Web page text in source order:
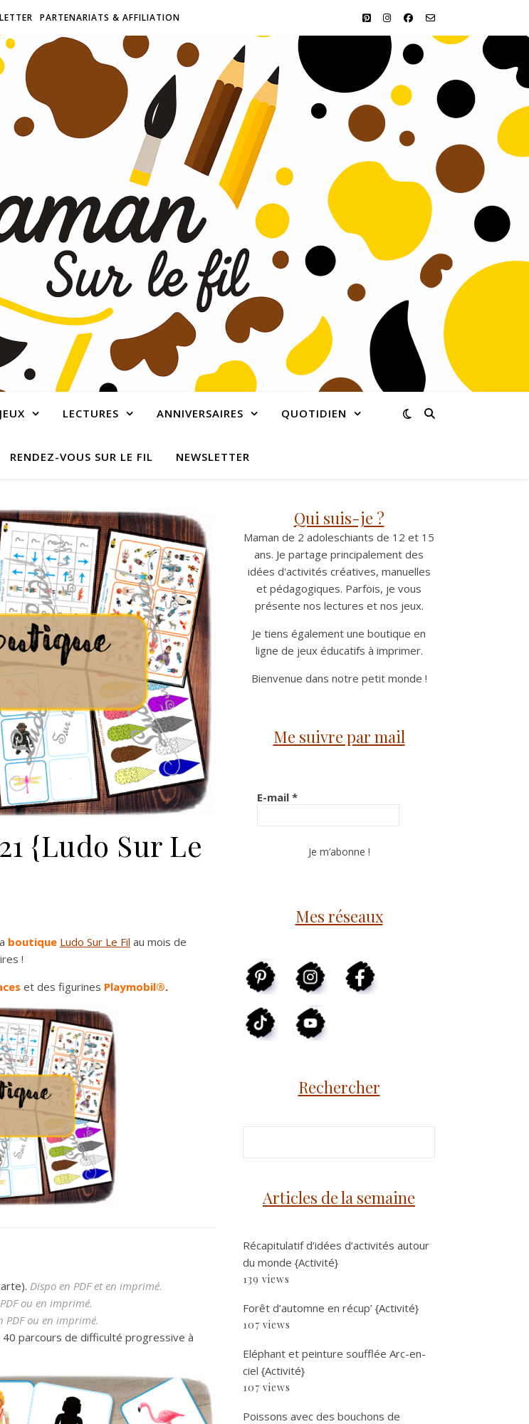
PARTENARIATS & AFFILIATION
JEUX LECTURES ANNIVERSAIRES QUOTIDIEN
RENDEZ-VOUS SUR LE FIL NEWSLETTER
{Ludo Sur Le
boutique Ludo Sur Le Fil au mois de
!
et des figurines Playmobil®.
Dispo en PDF et en imprimé.
ou en imprimé.
PDF ou en imprimé.
parcours de difficulté progressive à
Qui suis-je ?
Maman de 2 adoleschiants de 12 et 15
ans. Je partage principalement des
idées d'activités créatives, manuelles
et pédagogiques. Parfois, je vous
présente nos lectures et nos jeux.
Je tiens également une boutique en
ligne de jeux éducatifs à imprimer.
Bienvenue dans notre petit monde !
Me suivre par mail
E-mail *
Mes réseaux
Rechercher
Articles de la semaine
Récapitulatif d’idées d’activités autour
du monde {Activité}
139 views
Forêt d’automne en récup’ {Activité}
107 views
Eléphant et peinture soufflée Arc-en-
ciel {Activité}
107 views
Poissons avec des bouchons de